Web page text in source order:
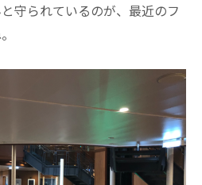
守られているのが、最近のフ